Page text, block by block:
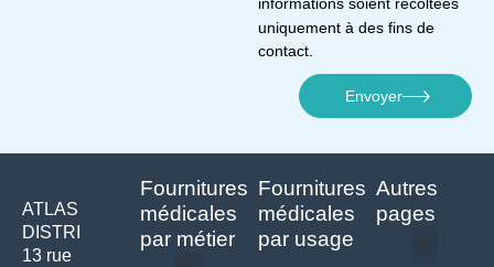
informations soient récoltées
uniquement à des fins de
contact.
Envoyer
ATLAS
DISTRI
13 rue
Fournitures
médicales
par métier
Fournitures
médicales
par usage
Autres
pages